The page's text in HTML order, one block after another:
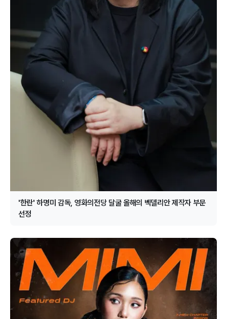
'한란' 하명미 감독, 영화의전당 달굴 올해의 벡델리안 제작자 부문
선정